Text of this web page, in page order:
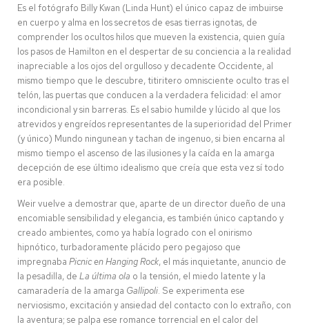
Es el fotógrafo Billy Kwan (Linda Hunt) el único capaz de imbuirse
en cuerpo y alma en los secretos de esas tierras ignotas, de
comprender los ocultos hilos que mueven la existencia, quien guía
los pasos de Hamilton en el despertar de su conciencia a la realidad
inapreciable a los ojos del orgulloso y decadente Occidente, al
mismo tiempo que le descubre, titiritero omnisciente oculto tras el
telón, las puertas que conducen a la verdadera felicidad: el amor
incondicional y sin barreras. Es el sabio humilde y lúcido al que los
atrevidos y engreídos representantes de la superioridad del Primer
(y único) Mundo ningunean y tachan de ingenuo, si bien encarna al
mismo tiempo el ascenso de las ilusiones y la caída en la amarga
decepción de ese último idealismo que creía que esta vez sí todo
era posible.
Weir vuelve a demostrar que, aparte de un director dueño de una
encomiable sensibilidad y elegancia, es también único captando y
creado ambientes, como ya había logrado con el onirismo
hipnótico, turbadoramente plácido pero pegajoso que
impregnaba Picnic en Hanging Rock, el más inquietante, anuncio de
la pesadilla, de La última ola o la tensión, el miedo latente y la
camaradería de la amarga Gallipoli. Se experimenta ese
nerviosismo, excitación y ansiedad del contacto con lo extraño, con
la aventura; se palpa ese romance torrencial en el calor del